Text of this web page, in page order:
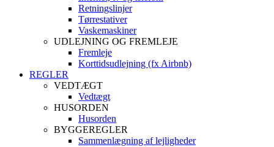
Retningslinjer
Tørrestativer
Vaskemaskiner
UDLEJNING OG FREMLEJE
Fremleje
Korttidsudlejning (fx Airbnb)
REGLER
VEDTÆGT
Vedtægt
HUSORDEN
Husorden
BYGGEREGLER
Sammenlægning af lejligheder